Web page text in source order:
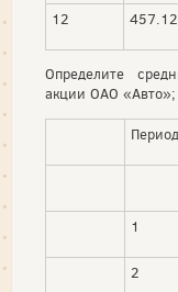
12 457.12
Определите
акции ОАО «Авто»;
Период
1
2